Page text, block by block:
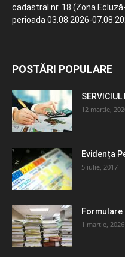
cadastral nr. 18 (Zona
perioada 03.08.2026-
POSTĂRI POPULARE
12 martie,
Evidența
5 iulie, 2017
Formulare
1 martie, 2026